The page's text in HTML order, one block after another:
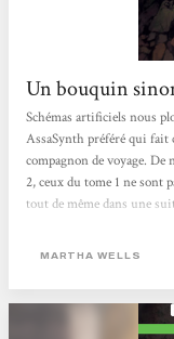
Un bouquin
Schémas artificiels nous
AssaSynth préféré qui fait
compagnon de voyage.
2, ceux du tome 1 ne sont
tout de même dans une
Il y a tout de même de
MARTHA WELLS